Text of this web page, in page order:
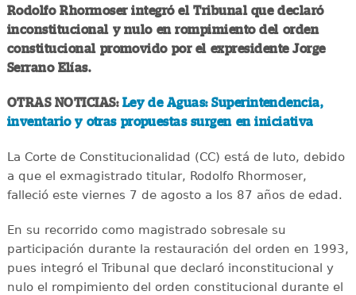
Rodolfo Rhormoser integró el Tribunal que declaró
inconstitucional y nulo en rompimiento del orden
constitucional promovido por el expresidente Jorge
Serrano Elías.
OTRAS NOTICIAS: Ley de Aguas: Superintendencia,
inventario y otras propuestas surgen en iniciativa
La Corte de Constitucionalidad (CC) está de luto, debido
a que el exmagistrado titular, Rodolfo Rhormoser,
falleció este viernes 7 de agosto a los 87 años de edad.
En su recorrido como magistrado sobresale su
participación durante la restauración del orden en 1993,
pues integró el Tribunal que declaró inconstitucional y
nulo el rompimiento del orden constitucional durante el